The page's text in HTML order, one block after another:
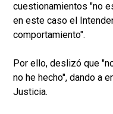
cuestionamientos "no
en este caso el
comportamiento".
Por ello, deslizó que
no he hecho", dando a
Justicia.